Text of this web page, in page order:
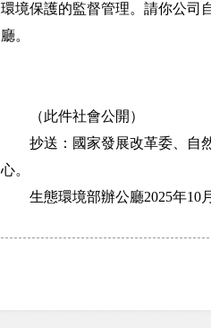
環境保護的監督管理。請你公司
廳。
（此件社會公開）
抄送：國家發展改革委、自然
心。
生態環境部辦公廳2025年10